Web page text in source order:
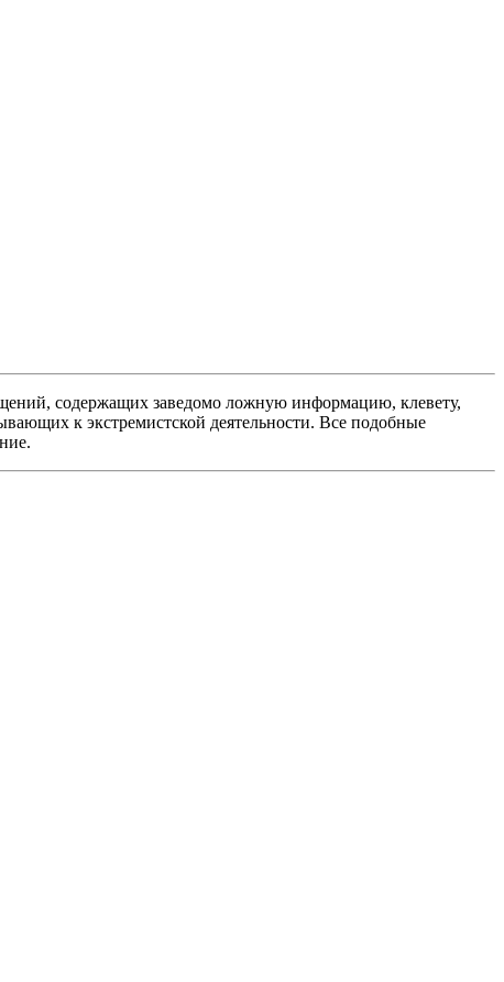
содержащих заведомо ложную информацию, клевету,
к экстремистской деятельности. Все подобные